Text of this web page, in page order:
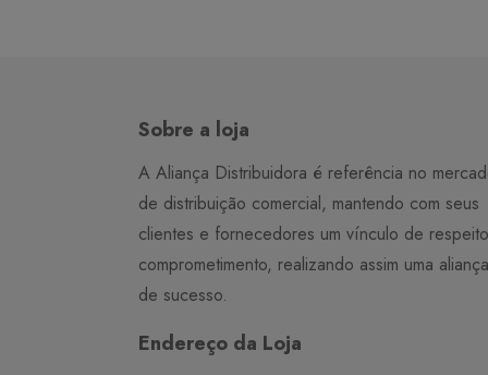
Sobre a loja
A Aliança Distribuidora é referência no
de distribuição comercial, mantendo com seus
clientes e fornecedores um vínculo de
comprometimento, realizando assim uma aliança
de sucesso.
Endereço da Loja